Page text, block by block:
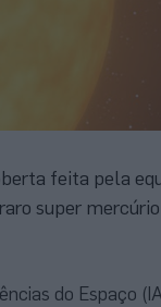
feita pela
super
do Espaço